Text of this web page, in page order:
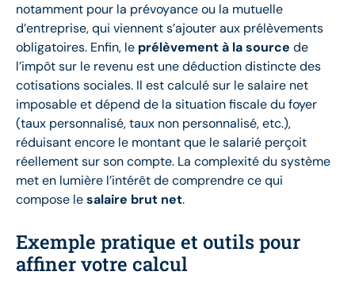
notamment pour la prévoyance ou la mutuelle
d’entreprise, qui viennent s’ajouter aux prélèvements
obligatoires. Enfin, le prélèvement à la source de
l’impôt sur le revenu est une déduction distincte des
cotisations sociales. Il est calculé sur le salaire net
imposable et dépend de la situation fiscale du foyer
(taux personnalisé, taux non personnalisé, etc.),
réduisant encore le montant que le salarié perçoit
réellement sur son compte. La complexité du système
met en lumière l’intérêt de comprendre ce qui
compose lesalaire brut net.
Exemple pratique et outils pour
affiner votre calcul